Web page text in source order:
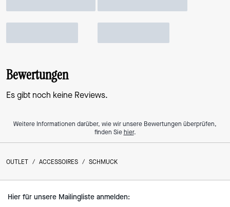
Bewertungen
Es gibt noch keine Reviews.
Weitere Informationen darüber, wie wir unsere Bewertungen überprüfen,
finden Siehier.
OUTLET / ACCESSOIRES / SCHMUCK
Hier für unsere Mailingliste anmelden: